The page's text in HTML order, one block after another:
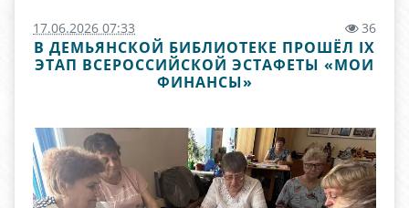
17.06.2026 07:33 36
В ДЕМЬЯНСКОЙ БИБЛИОТЕКЕ ПРОШЁЛ IX
ЭТАП ВСЕРОССИЙСКОЙ ЭСТАФЕТЫ «МОИ
ФИНАНСЫ»